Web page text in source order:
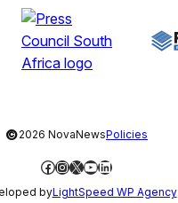
©2026 NovaNewsPolicies
Facebook
Instagram
X YouTube
LinkedIn
byLightSpeed WP Agency